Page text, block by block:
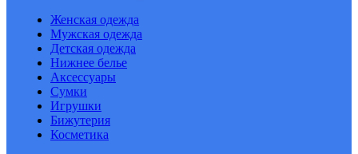
Женская одежда
Мужская одежда
Детская одежда
Нижнее белье
Аксессуары
Сумки
Игрушки
Бижутерия
Косметика